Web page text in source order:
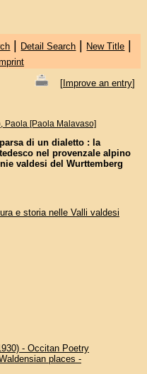
| Detail Search | New Title |
[Improve an entry]
Paola [Paola Malavaso]
di un dialetto : la
nel provenzale alpino
valdesi del Wurttemberg
e storia nelle Valli valdesi
- Occitan Poetry
places -